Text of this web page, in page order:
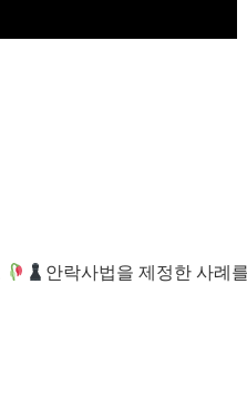
안락사법을 제정한 사례